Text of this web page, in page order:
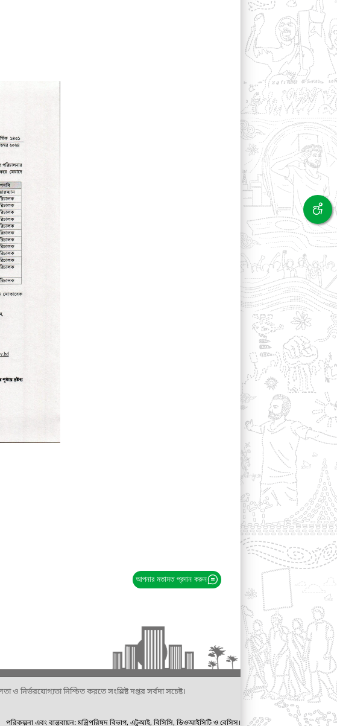
আপনার মতামত প্রদান করুন
নির্ভরযোগ্যতা নিশ্চিত করতে সংশ্লিষ্ট দপ্তর সর্বদা সচেষ্ট।
পরিকল্পনা এবং বাস্তবায়ন: মন্ত্রিপরিষদ বিভাগ, এটুআই, বিসিসি, ডিওআইসিটি ও বেসিস।